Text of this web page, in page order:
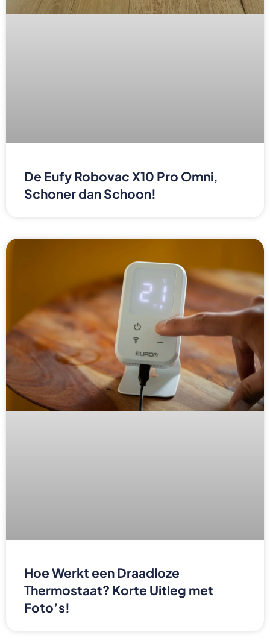
De Eufy Robovac X10 Pro Omni,
Schoner dan Schoon!
Hoe Werkt een Draadloze
Thermostaat? Korte Uitleg met
Foto’s!